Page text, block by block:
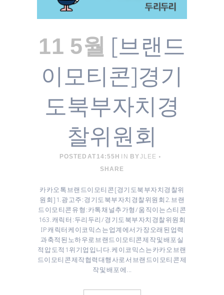
11 5월 [브랜드
이모티콘]경기
도북부자치경
찰위원회
POSTED AT 14:55H IN BYJLEE
SHARE
카카오톡 브랜드이모티콘 [ 경기도북부자치경찰위
원회 ] 1. 광고주 : 경기도북부자치경찰위원회 2. 브랜
드 이모티콘 유형 : 카톡 채널추가형 / 움직이는 스티콘
16 3. 캐릭터 : 두리두리 / 경기도북부자치경찰위원회
IP 캐릭터 케이코믹스는 업계에서 가장 오래된 업력
과 축적된 노하우로 브랜드이모티콘 제작 및 배포 실
적 압도적 1위 기업입니다. 케이코믹스는 카카오 브랜
드이모티콘 제작협력대행사로서 브랜드이모티콘 제
작 및 배포에...